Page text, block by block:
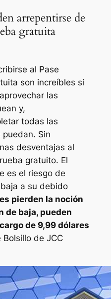
arrepentirse de
gratuita
al Pase
son increíbles si
las
y,
todas las
puedan. Sin
desventajas al
gratuito. El
es el riesgo de
a su debido
pierden la noción
de baja, pueden
de 9,99 dólares
Bolsillo de JCC